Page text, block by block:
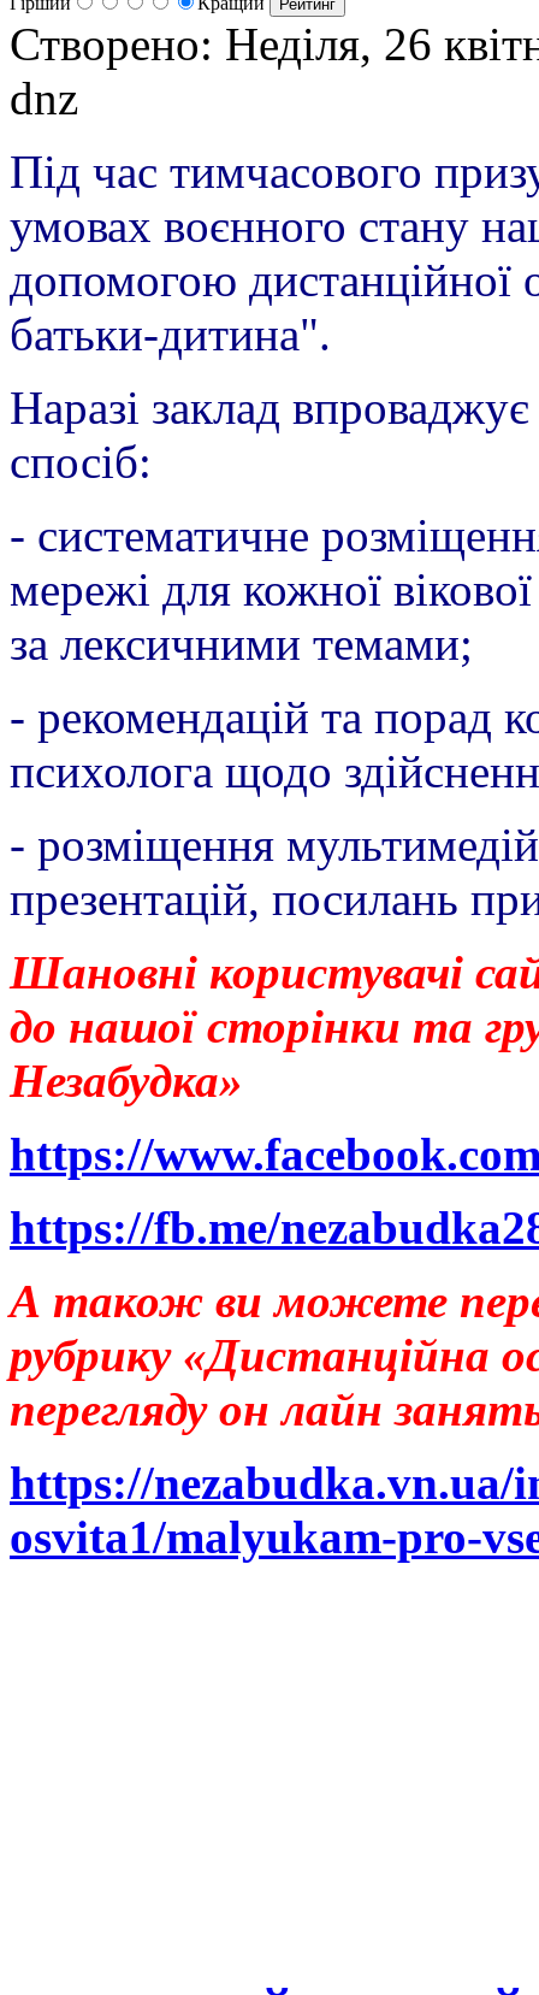
Створено: Неділя, 26
dnz
Під час тимчасового
умовах воєнного стану
допомогою дистанційної
батьки-дитина".
Наразі заклад
спосіб:
- систематичне
мережі для кожної
за лексичними темами;
- рекомендацій та порад
психолога щодо
- розміщення
презентацій, посилань
Шановні користувачі
до нашої сторінки та
Незабудка»
https://
https://fb.me/
А також ви можете
рубрику «Дистанційна
перегляду он лайн
https://nezabudka.vn.ua/
osvita1/malyukam-pro-